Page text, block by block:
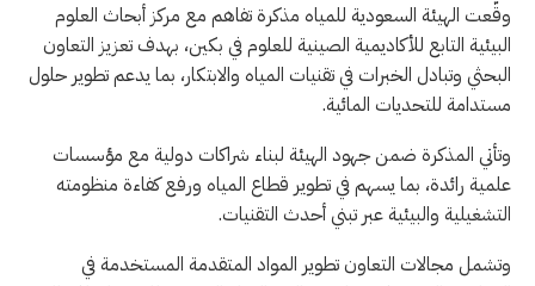
وقّعت الهيئة السعودية للمياه مذكرة تفاهم مع مركز أبحاث العلوم
البيئية التابع للأكاديمية الصينية للعلوم في بكين، بهدف تعزيز التعاون
البحثي وتبادل الخبرات في تقنيات المياه والابتكار، بما يدعم تطوير حلول
مستدامة للتحديات المائية.
وتأتي المذكرة ضمن جهود الهيئة لبناء شراكات دولية مع مؤسسات
علمية رائدة، بما يسهم في تطوير قطاع المياه ورفع كفاءة منظومته
التشغيلية والبيئية عبر تبني أحدث التقنيات.
وتشمل مجالات التعاون تطوير المواد المتقدمة المستخدمة في